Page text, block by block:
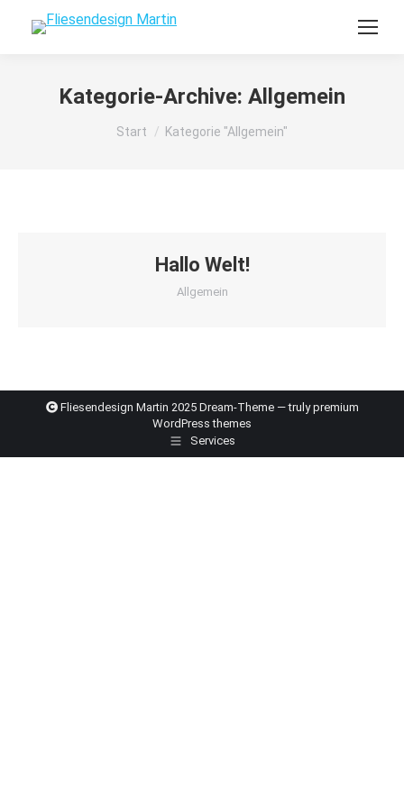
Kategorie-Archive: Allgemein
Sie befinden sich hier:
Start Kategorie "Allgemein"
Hallo Welt!
Allgemein
Fliesendesign Martin 2025 Dream-Theme — trulypremium
WordPress themes
Services